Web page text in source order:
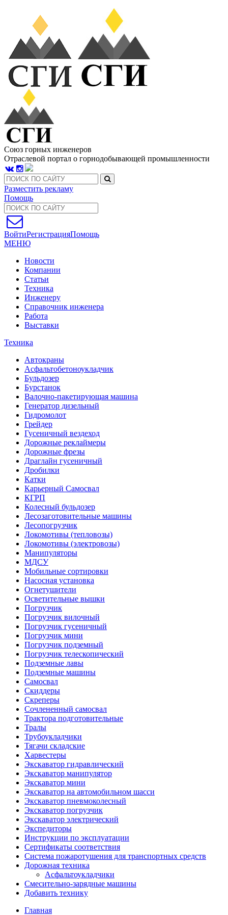
Союз горных инженеров
Отраслевой портал о горнодобывающей промышленности
Разместить рекламу
Помощь
ВойтиРегистрацияПомощь
МЕНЮ
Новости
Компании
Статьи
Техника
Инженеру
Справочник инженера
Работа
Выставки
Техника
Автокраны
Асфальтобетоноукладчик
Бульдозер
Бурстанок
Валочно-пакетирующая машина
Генератор дизельный
Гидромолот
Грейдер
Гусеничный вездеход
Дорожные реклаймеры
Дорожные фрезы
Драглайн гусеничный
Дробилки
Катки
Карьерный Самосвал
КГРП
Колесный бульдозер
Лесозаготовительные машины
Лесопогрузчик
Локомотивы (тепловозы)
Локомотивы (электровозы)
Манипуляторы
МДСУ
Мобильные сортировки
Насосная установка
Огнетушители
Осветительные вышки
Погрузчик
Погрузчик вилочный
Погрузчик гусеничный
Погрузчик мини
Погрузчик подземный
Погрузчик телескопический
Подземные лавы
Подземные машины
Самосвал
Скиддеры
Скреперы
Сочлененный самосвал
Трактора подготовительные
Тралы
Трубоукладчики
Тягачи складские
Харвестеры
Экскаватор гидравлический
Экскаватор манипулятор
Экскаватор мини
Экскаватор на автомобильном шасси
Экскаватор пневмоколесный
Экскаватор погрузчик
Экскаватор электрический
Экспедиторы
Инструкции по эксплуатации
Сертификаты соответствия
Система пожаротушения для транспортных средств
Дорожная техника
Асфальтоукладчики
Смесительно-зарядные машины
Добавить технику
Главная